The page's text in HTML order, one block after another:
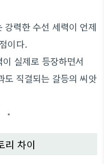
강력한 수선 세력이 언제
이다.
실제로 등장하면서
도 직결되는 갈등의 씨앗
리 차이